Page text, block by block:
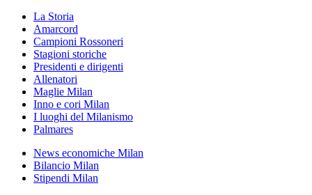
La Storia
Amarcord
Campioni Rossoneri
Stagioni storiche
Presidenti e dirigenti
Allenatori
Maglie Milan
Inno e cori Milan
I luoghi del Milanismo
Palmares
News economiche Milan
Bilancio Milan
Stipendi Milan